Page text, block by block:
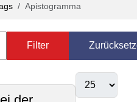
Apistogramma
Filter